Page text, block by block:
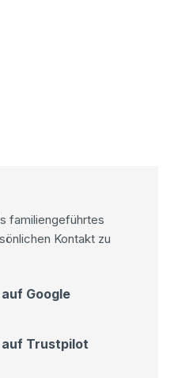
familiengeführtes
Kontakt zu
Google
auf Trustpilot